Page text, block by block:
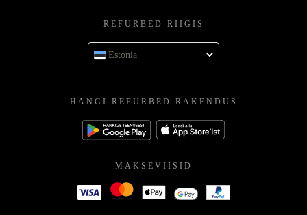
REFURBED RIIGIS
Estonia
HANGI REFURBED RAKENDUS
MAKSEVIISID